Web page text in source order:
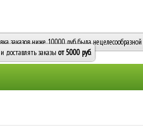
заказов ниже 10000 руб. была
доставлять заказы от 5000 руб.